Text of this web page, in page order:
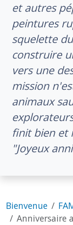
et autres
peintures
squelette
construire
vers une
mission
animaux
finit bien et
"Joyeux
Bienvenue
Anniversaire